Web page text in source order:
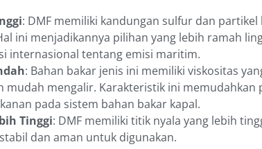
: DMF memiliki kandungan sulfur dan
ini menjadikannya pilihan yang lebih ramah
internasional tentang emisi maritim.
: Bahan bakar jenis ini memiliki viskositas
mudah mengalir. Karakteristik ini memudahkan
pada sistem bahan bakar kapal.
Tinggi: DMF memiliki titik nyala yang lebih
dan aman untuk digunakan.